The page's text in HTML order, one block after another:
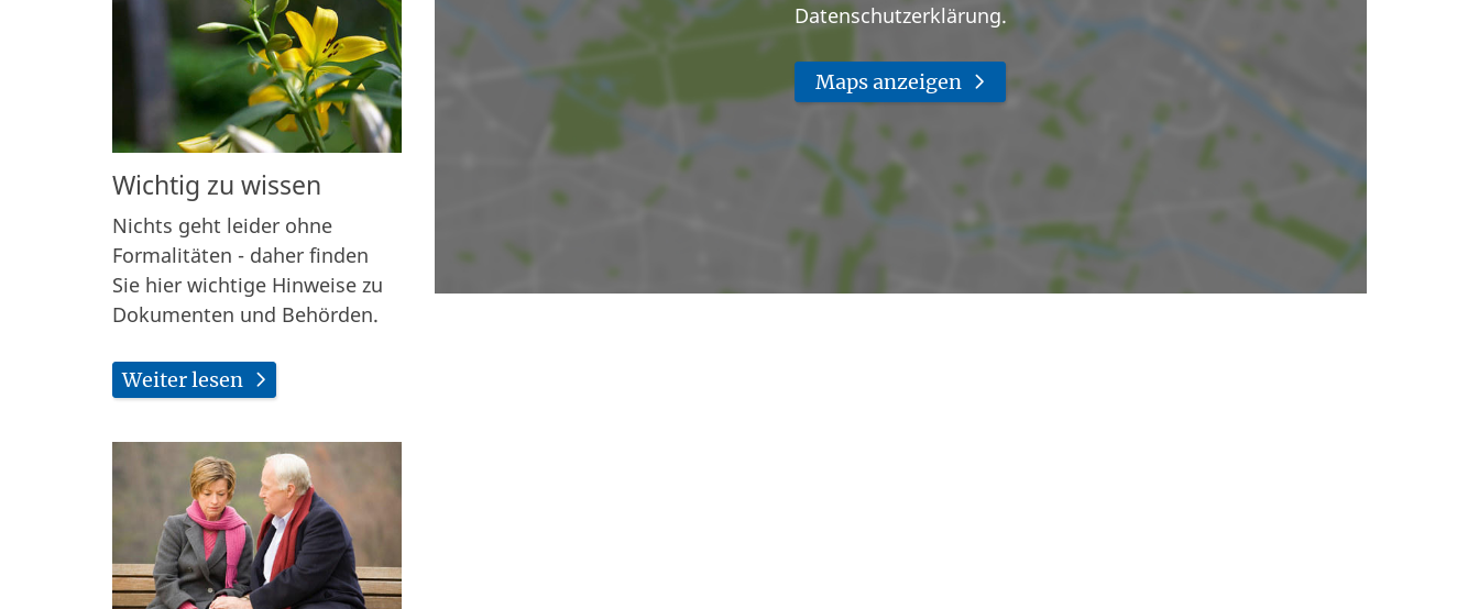
Datenschutzerklärung.
Maps anzeigen
Wichtig zu wissen
Nichts geht leider ohne
Formalitäten - daher finden
Sie hier wichtige Hinweise zu
Dokumenten und Behörden.
Weiter lesen